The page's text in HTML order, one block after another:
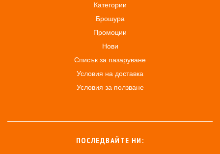
Категории
Брошура
Промоции
Нови
Списък за пазаруване
Условия на доставка
Условия за ползване
ПОСЛЕДВАЙТЕ НИ: